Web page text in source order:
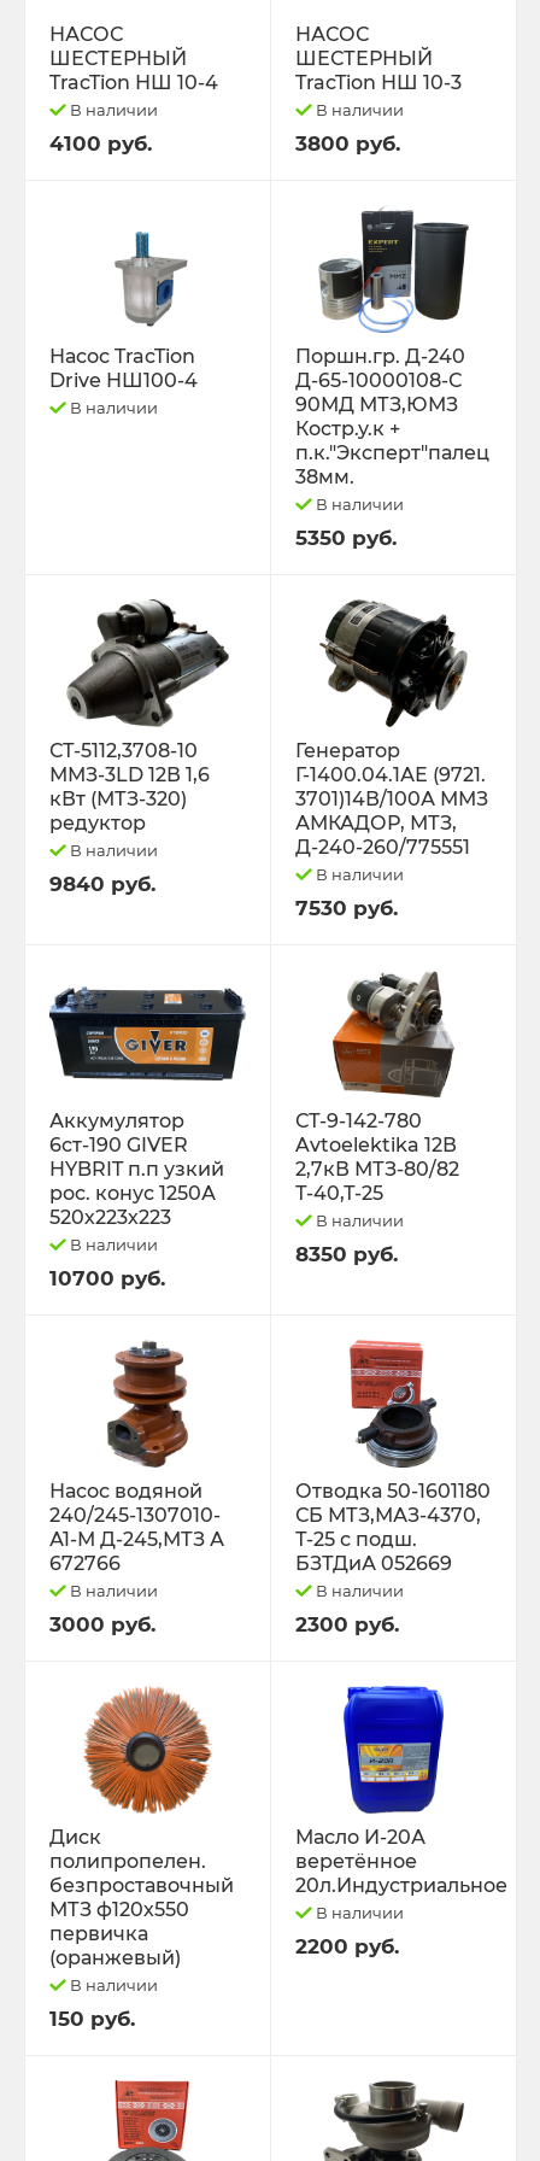
НАСОС
ШЕСТЕРНЫЙ
TracTion НШ 10-4
В наличии
4100 руб.
НАСОС
ШЕСТЕРНЫЙ
TracTion НШ 10-3
В наличии
3800 руб.
Насос TracTion
Drive НШ100-4
В наличии
Поршн.гр. Д-240
Д-65-10000108-С
90МД МТЗ,ЮМЗ
Костр.у.к +
п.к."Эксперт"палец
38мм.
В наличии
5350 руб.
СТ-5112,3708-10
ММЗ-3LD 12В 1,6
кВт (МТЗ-320)
редуктор
В наличии
9840 руб.
Генератор
Г-1400.04.1АЕ (9721.
3701)14В/100А ММЗ
АМКАДОР, МТЗ,
Д-240-260/775551
В наличии
7530 руб.
Аккумулятор
6ст-190 GIVER
HYBRIT п.п узкий
рос. конус 1250А
520х223х223
В наличии
10700 руб.
СТ-9-142-780
Avtoelektika 12В
2,7кВ МТЗ-80/82
Т-40,Т-25
В наличии
8350 руб.
Насос водяной
240/245-1307010-
А1-М Д-245,МТЗ А
672766
В наличии
3000 руб.
Отводка 50-1601180
СБ МТЗ,МАЗ-4370,
Т-25 с подш.
БЗТДиА 052669
В наличии
2300 руб.
Диск
полипропелен.
безпроставочный
МТЗ ф120х550
первичка
(оранжевый)
В наличии
150 руб.
Масло И-20А
веретённое
20л.Индустриальное
В наличии
2200 руб.
Свободный код
СЕЛЬХОЗ-МАШИНЫ
ТО-49 , ТО-30. ТО-28
ТОПЛИВОПРОВОДЫ.
Трактор ДТ-175 (ВОЛГАРЬ). ВТ-100
Трактор ДТ-75,Т-4,ТДТ-55 дв.А-41/01,
Трактор К-701 К-744 К-702
Трактор МТЗ-1221 1522 1523 1025 2022.3
Д-260
Трактор МТЗ-320
Трактор МТЗ-82 Д-243 Д-245
Трактор Т-130,170
Трактор Т-25,Т-16 Т-30 Т-45 Т-2048
Трактор Т-40, ЛТЗ-55/60 (Д-144)
Трактор Т-70С
Трактор ЮМЗ-6
ТУРБОКОМПРЕССОРЫ
ФОРС., ПЛУНЖ. ПАРА ,КЛАП. ПАРА,
ПОМПЫ, НАСОС ПОДКА
ЭЛЕКТРООБОРУДОВАНИЕ
ЭО-3323, ЭО-2621 ПЭА-1 ТО-49,702,
ЕК-12,14, ДЭК-251